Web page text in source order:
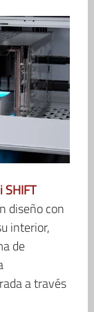
diseño con
interior,
de
a través